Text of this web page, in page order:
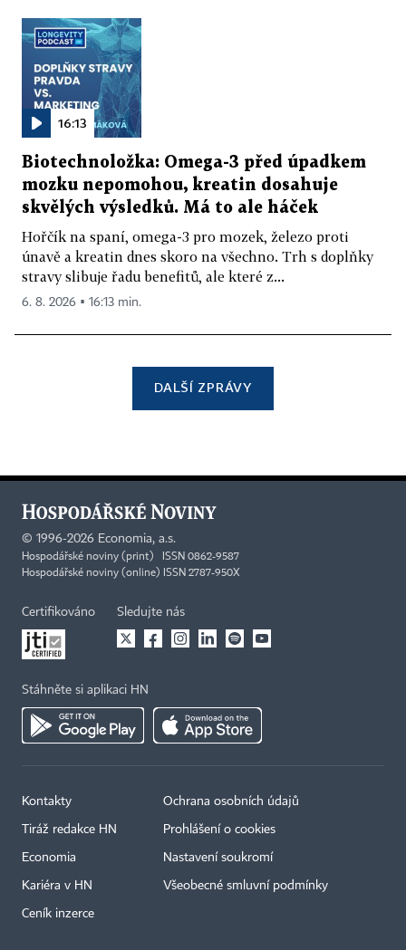
16:13
Biotechnoložka: Omega-3 před úpadkem
mozku nepomohou, kreatin dosahuje
skvělých výsledků. Má to ale háček
Hořčík na spaní, omega-3 pro mozek, železo proti
únavě a kreatin dnes skoro na všechno. Trh s doplňky
stravy slibuje řadu benefitů, ale které z...
6. 8. 2026 ▪ 16:13 min.
DALŠÍ ZPRÁVY
© 1996-2026 Economia, a.s.
Hospodářské noviny (print) ISSN 0862-9587
Hospodářské noviny (online) ISSN 2787-950X
Certifikováno Sledujte nás
Stáhněte si aplikaci HN
Kontakty
Tiráž redakce HN
Economia
Kariéra v HN
Ceník inzerce
Ochrana osobních údajů
Prohlášení o cookies
Nastavení soukromí
Všeobecné smluvní podmínky